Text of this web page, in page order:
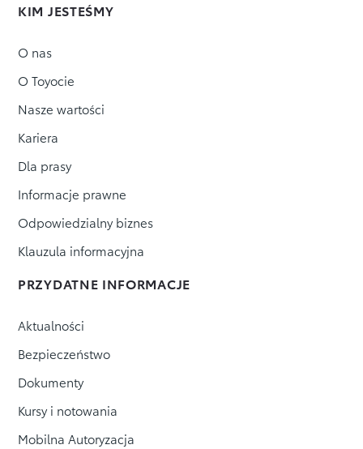
KIM JESTEŚMY
O nas
O Toyocie
Nasze wartości
Kariera
Dla prasy
Informacje prawne
Odpowiedzialny biznes
Klauzula informacyjna
PRZYDATNE INFORMACJE
Aktualności
Bezpieczeństwo
Dokumenty
Kursy i notowania
Mobilna Autoryzacja